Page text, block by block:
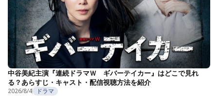
中谷美紀主演『連続ドラマＷ ギバーテイカー』はどこで見れ
る？あらすじ・キャスト・配信視聴方法を紹介
2026/8/4 ドラマ